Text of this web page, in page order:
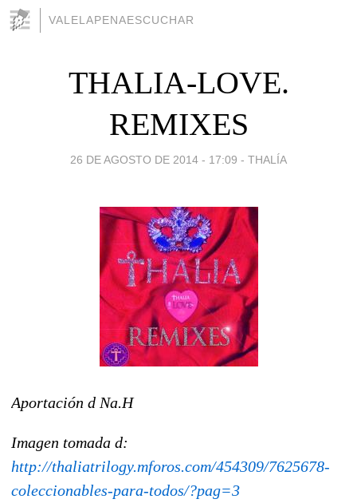
VALELAPENAESCUCHAR
THALIA-LOVE.
REMIXES
26 DE AGOSTO DE 2014 - 17:09 - THALÍA
Aportación d Na.H
Imagen tomada d:
http://thaliatrilogy.mforos.com/454309/7625678-
coleccionables-para-todos/?pag=3